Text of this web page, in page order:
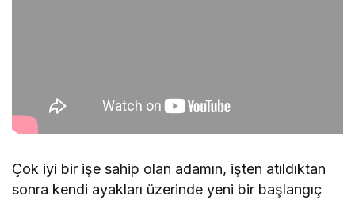
Çok iyi bir işe sahip olan adamın, işten atıldıktan
sonra kendi ayakları üzerinde yeni bir başlangıç